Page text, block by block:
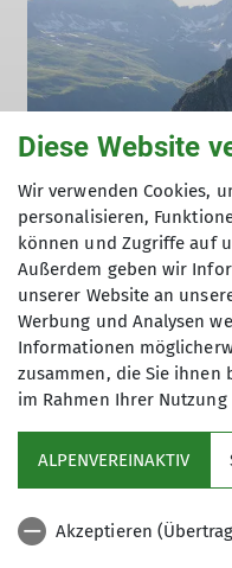
Sektionsfahrt zur
vom 11.09.-
16.08.2026
Sektion
Programm
Diese Website
Wir verwenden Cookies,
personalisieren,
können und Zugriffe auf
Außerdem geben wir
unserer Website an
Werbung und Analysen
Informationen
zusammen, die Sie ihnen
im Rahmen Ihrer
ALPENVEREINAKTIV
Akzeptieren